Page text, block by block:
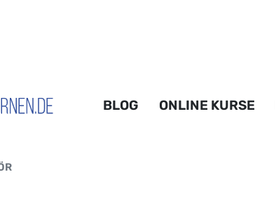
BLOG ONLINE KURSE